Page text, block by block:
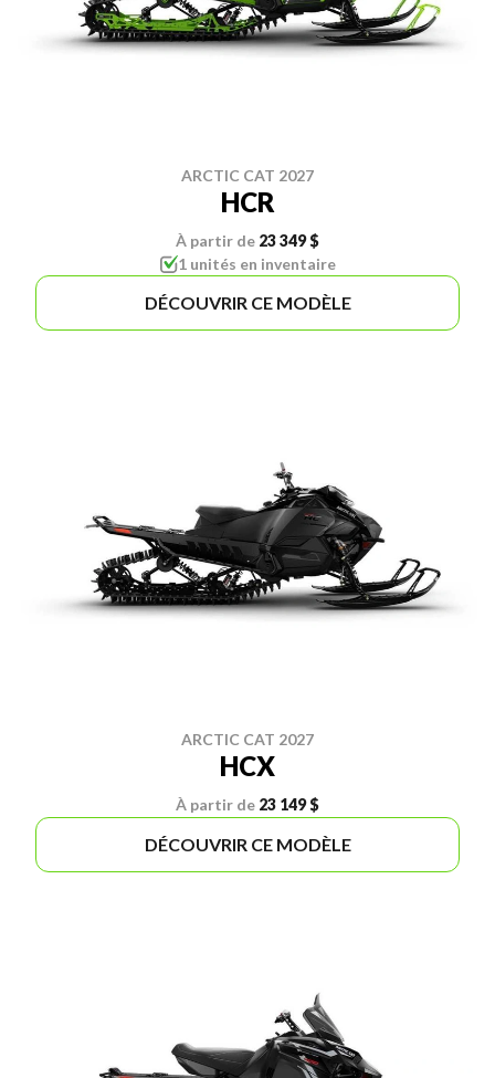
ARCTIC CAT 2027
HCR
À partir de 23 349 $
1 unités en inventaire
DÉCOUVRIR CE MODÈLE
ARCTIC CAT 2027
HCX
À partir de 23 149 $
DÉCOUVRIR CE MODÈLE